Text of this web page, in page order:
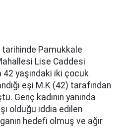
tarihinde Pamukkale
Lise Caddesi
yaşındaki iki çocuk
eşi M.K (42) tarafından
Genç kadının yanında
olduğu iddia edilen
hedefi olmuş ve ağır